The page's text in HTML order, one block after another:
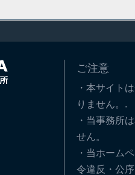
ご注意
・本サイト
りません。.
・当事務所
せん。
・当ホーム
令違反・公